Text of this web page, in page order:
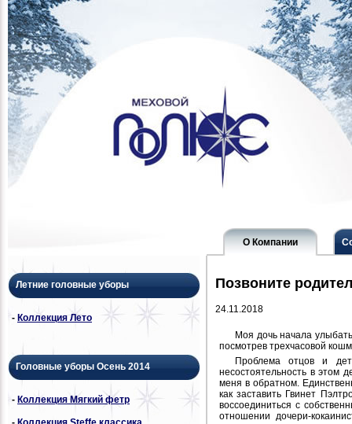
О Компании
Летние головные уборы
- Коллекция Лето
Головные уборы Осень 2014
- Коллекция Мягкий фетр
Позвоните
24.11.2018
Моя дочь начала
посмотрев трехчасовой
Проблема отцов и
несостоятельность в этом
меня в обратном.
как заставить Гвинет
воссоединиться с
отношении дочери-